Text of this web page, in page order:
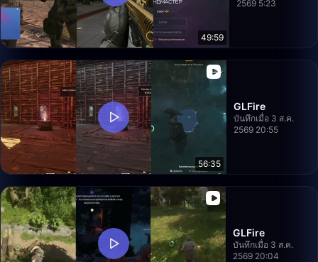
49:59
2569 5:23
56:35
GLFire
บันทึกเมื่อ 3 ส.ค.
2569 20:55
GLFire
บันทึกเมื่อ 3 ส.ค.
2569 20:04